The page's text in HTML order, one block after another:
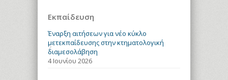
Εκπαίδευση
Έναρξη αιτήσεων για νέο κύκλο
μετεκπαίδευσης στην κτηματολογική
διαμεσολάβηση
4 Ιουνίου 2026